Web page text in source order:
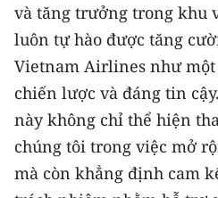
NHÂN DÂN CUỐI TUẦN
NHÂN DÂN HẰNG THÁNG
MUA BÁO
ĐỌC BÁO IN
và tăng trưởng trong khu
luôn tự hào được tăng
Vietnam Airlines như
chiến lược và đáng tin
này không chỉ thể hiện
chúng tôi trong việc mở
mà còn khẳng định cam